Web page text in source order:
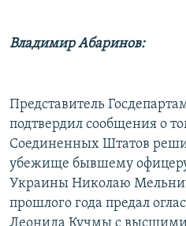
Владимир Абаринов:
Представитель
подтвердил сообщения о
Соединенных Штатов
убежище бывшему
Украины Николаю
прошлого года предал